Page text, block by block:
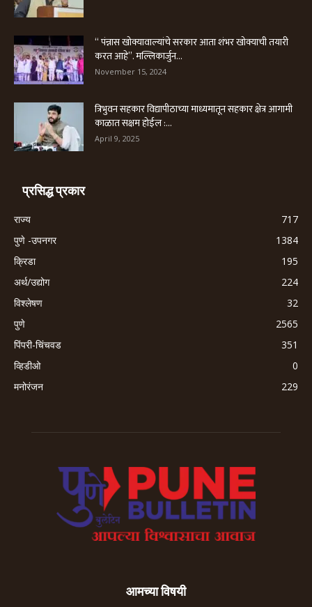
“ पंन्नास खोक्यावाल्यांचे सरकार आता शंभर खोक्याची तयारी
करत आहे”. मल्लिकार्जुन...
November 15, 2024
त्रिभुवन सहकार विद्यापीठाच्या माध्यमातून सहकार क्षेत्र आगामी
काळात सक्षम होईल :...
April 9, 2025
प्रसिद्ध प्रकार
राज्य
717
पुणे -उपनगर
1384
क्रिडा
195
अर्थ/उद्योग
224
विश्लेषण
32
पुणे
2565
पिंपरी-चिंचवड
351
व्हिडीओ
0
मनोरंजन
229
आमच्या विषयी